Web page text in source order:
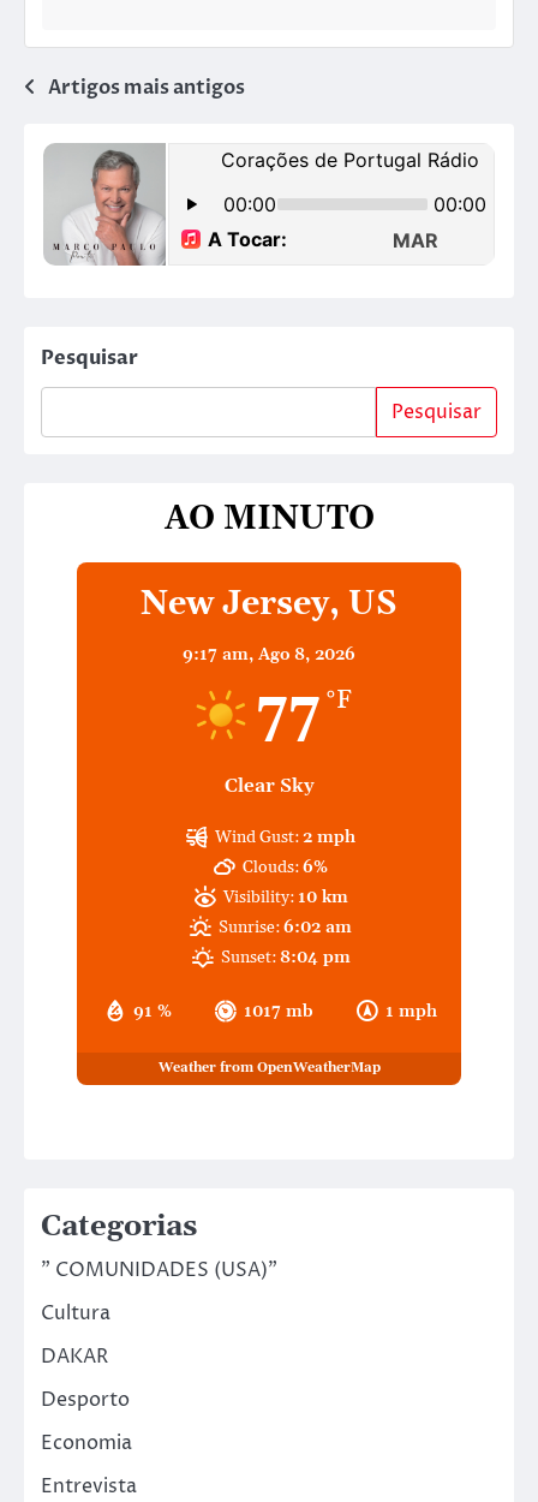
Artigos mais antigos
Pesquisar
Pesquisar
AO MINUTO
New Jersey, US
9:17 am, Ago 8, 2026
77 °F
Clear Sky
91 % 1017 mb 1 mph
Wind Gust:2 mph
Clouds:6%
Visibility: 10 km
Sunrise:6:02 am
Sunset:8:04 pm
Weather from OpenWeatherMap
Categorias
" COMUNIDADES (USA)"
Cultura
DAKAR
Desporto
Economia
Entrevista